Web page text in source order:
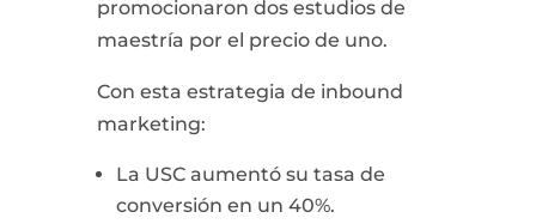
promocionaron dos estudios de
maestría por el precio de uno.
Con esta estrategia de inbound
marketing:
La USC aumentó su tasa de
conversión en un 40%.